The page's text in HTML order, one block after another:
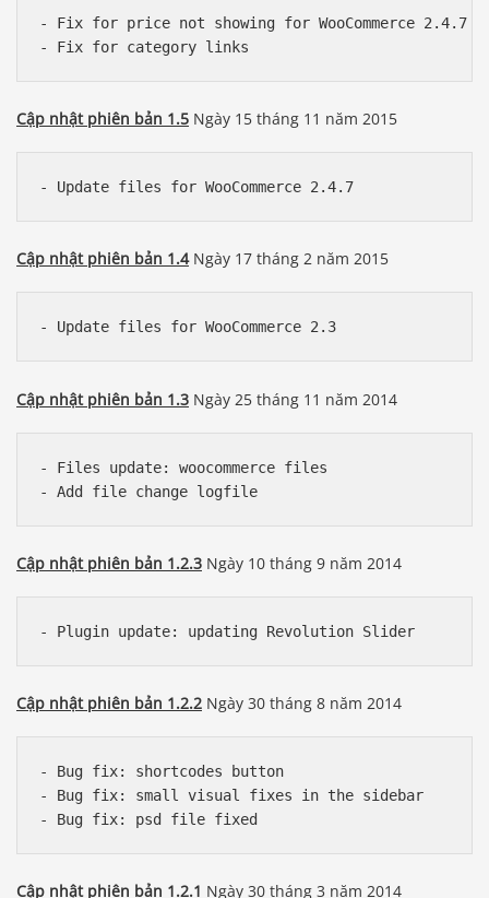
- Fix for price not showing for WooCommerce 2.4.7
Cập nhật phiên bản 1.5 Ngày 15 tháng 11 năm 2015
Cập nhật phiên bản 1.4Ngày 17 tháng 2 năm 2015
Cập nhật phiên bản 1.3 Ngày 25 tháng 11 năm 2014
- Files update: woocommerce files
Cập nhật phiên bản 1.2.3 Ngày 10 tháng 9 năm 2014
Cập nhật phiên bản 1.2.2 Ngày 30 tháng 8 năm 2014
- Bug fix: shortcodes button
- Bug fix: small visual fixes in the sidebar
Cập nhật phiên bản 1.2.1 Ngày 30 tháng 3 năm 2014